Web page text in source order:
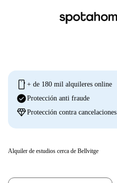
mobile + de 180 mil alquileres online
check_circleProtección anti fraude
diamondProtección contra cancelaciones
Alquiler de estudios cerca de Bellvitge